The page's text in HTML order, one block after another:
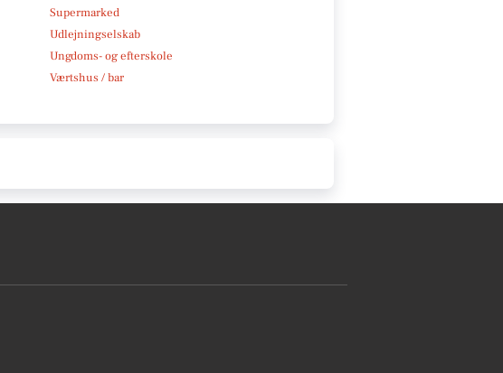
Supermarked
Udlejningselskab
Ungdoms- og efterskole
Værtshus / bar